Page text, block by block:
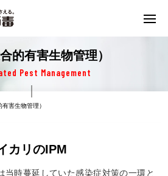
的有害生物管理）
Pest Management
害生物管理）
カリのIPM
当時蔓延していた感染症対策の一環と